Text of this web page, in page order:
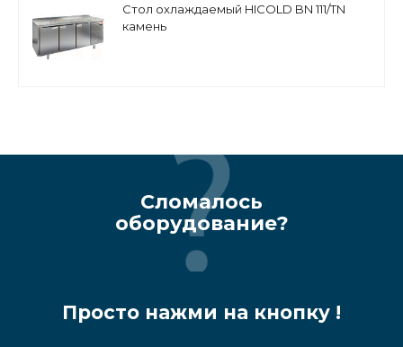
Стол охлаждаемый HICOLD BN 111/TN
камень
Сломалось
оборудование?
Просто нажми на кнопку !